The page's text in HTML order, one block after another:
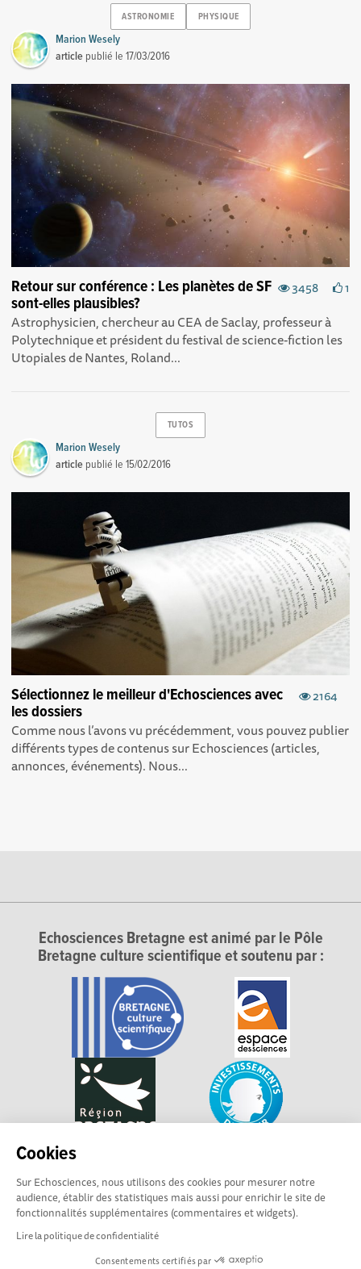
Cookies
Sur Echosciences, nous utilisons des cookies pour mesurer notre
audience, établir des statistiques mais aussi pour enrichir le site de
fonctionnalités supplémentaires (commentaires et widgets).
Lire la politique de confidentialité
Consentements certifiés par
ASTRONOMIE PHYSIQUE
Marion Wesely
article publié le17/03/2016
3458 1
Retour sur conférence : Les planètes de SF
sont-elles plausibles?
Astrophysicien, chercheur au CEA de Saclay, professeur à
Polytechnique et président du festival de science-fiction les
Utopiales de Nantes, Roland...
TUTOS
Marion Wesely
article publié le15/02/2016
2164
Sélectionnez le meilleur d'Echosciences avec
les dossiers
Comme nous l’avons vu précédemment, vous pouvez publier
différents types de contenus sur Echosciences (articles,
annonces, événements). Nous...
Echosciences Bretagne est animé par le Pôle
Bretagne culture scientifique et soutenu par :
Explorer, s’exprimer, rentrer en contact : Echosciences